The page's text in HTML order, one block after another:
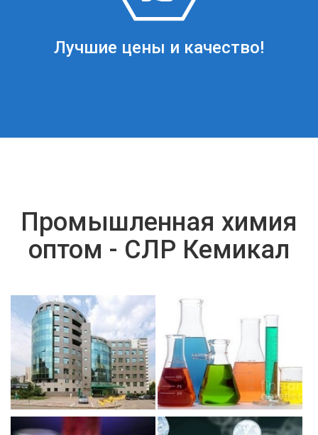
Лучшие цены и качество!
Промышленная химия
оптом - СЛР Кемикал